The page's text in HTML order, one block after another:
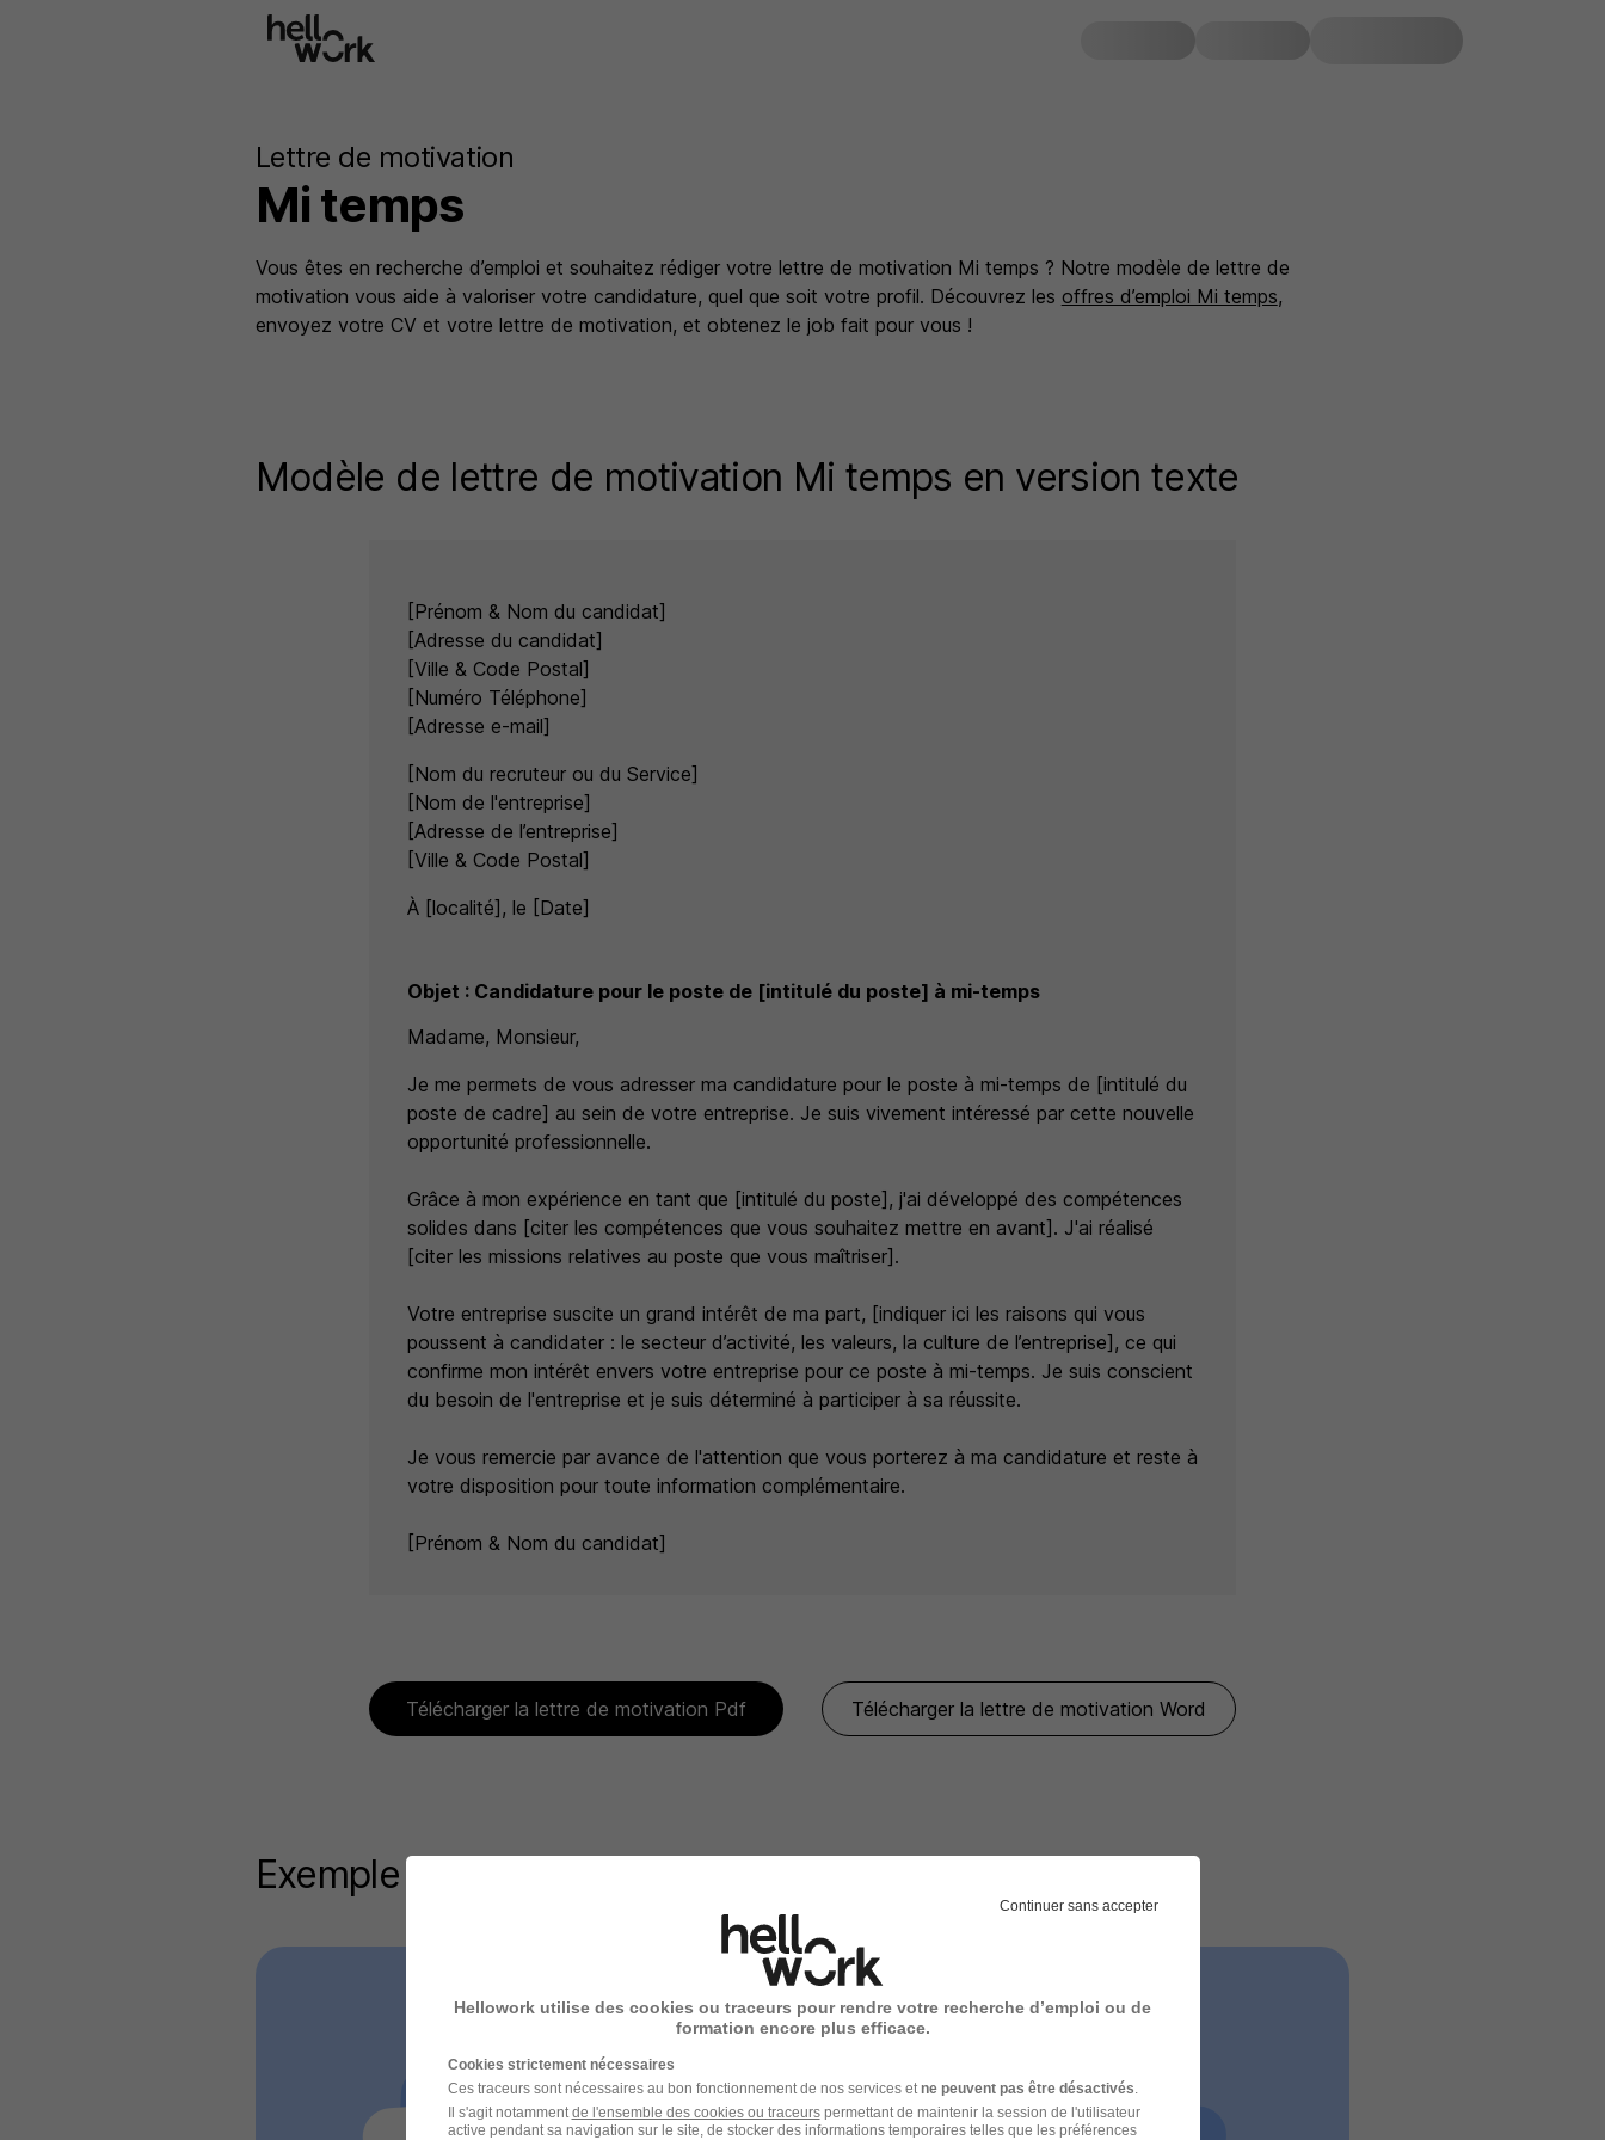
Lettre de motivation
Mi temps
Vous êtes en recherche d’emploi et souhaitez rédiger votre lettre de motivation Mi temps ? Notre modèle de lettre de
motivation vous aide à valoriser votre candidature, quel que soit votre profil. Découvrez les offres d’emploi Mi temps,
envoyez votre CV et votre lettre de motivation, et obtenez le job fait pour vous !
Modèle de lettre de motivation Mi temps en version texte
[Prénom & Nom du candidat]
[Adresse du candidat]
[Ville & Code Postal]
[Numéro Téléphone]
[Adresse e-mail]
[Nom du recruteur ou du Service]
[Nom de l'entreprise]
[Adresse de l’entreprise]
[Ville & Code Postal]
À [localité], le [Date]
Objet : Candidature pour le poste de [intitulé du poste] à mi-temps
Madame, Monsieur,
Je me permets de vous adresser ma candidature pour le poste à mi-temps de [intitulé du
poste de cadre] au sein de votre entreprise. Je suis vivement intéressé par cette nouvelle
opportunité professionnelle.
Grâce à mon expérience en tant que [intitulé du poste], j'ai développé des compétences
solides dans [citer les compétences que vous souhaitez mettre en avant]. J'ai réalisé
[citer les missions relatives au poste que vous maîtriser].
Votre entreprise suscite un grand intérêt de ma part, [indiquer ici les raisons qui vous
poussent à candidater : le secteur d’activité, les valeurs, la culture de l’entreprise], ce qui
confirme mon intérêt envers votre entreprise pour ce poste à mi-temps. Je suis conscient
du besoin de l'entreprise et je suis déterminé à participer à sa réussite.
Je vous remercie par avance de l'attention que vous porterez à ma candidature et reste à
votre disposition pour toute information complémentaire.
[Prénom & Nom du candidat]
Télécharger la lettre de motivation Pdf Télécharger la lettre de motivation Word
Exemple de lettre de motivation Mi temps
Continuer sans accepter
Hellowork utilise des cookies ou traceurs pour rendre votre recherche d’emploi ou de
formation encore plus efficace.
Cookies strictement nécessaires
Ces traceurs sont nécessaires au bon fonctionnement de nos services etne peuvent pas être désactivés.
Il s'agit notammentde l'ensemble des cookies ou traceurspermettant de maintenir la session de l'utilisateur
active pendant sa navigation sur le site, de stocker des informations temporaires telles que les préférences